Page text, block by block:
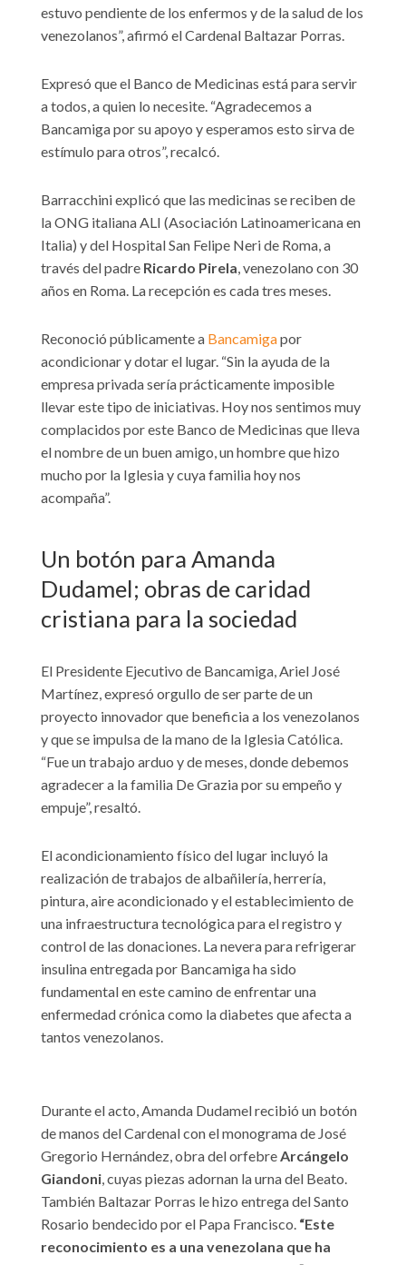
estuvo pendiente de los enfermos y de la salud de los
venezolanos”, afirmó el Cardenal Baltazar Porras.
Expresó que el Banco de Medicinas está para servir
a todos, a quien lo necesite. “Agradecemos a
Bancamiga por su apoyo y esperamos esto sirva de
estímulo para otros”, recalcó.
Barracchini explicó que las medicinas se reciben de
la ONG italiana ALI (Asociación Latinoamericana en
Italia) y del Hospital San Felipe Neri de Roma, a
través del padre Ricardo Pirela, venezolano con 30
años en Roma. La recepción es cada tres meses.
Reconoció públicamente a Bancamigapor
acondicionar y dotar el lugar. “Sin la ayuda de la
empresa privada sería prácticamente imposible
llevar este tipo de iniciativas. Hoy nos sentimos muy
complacidos por este Banco de Medicinas que lleva
el nombre de un buen amigo, un hombre que hizo
mucho por la Iglesia y cuya familia hoy nos
acompaña”.
Un botón para Amanda
Dudamel; obras de caridad
cristiana para la sociedad
El Presidente Ejecutivo de Bancamiga, Ariel José
Martínez, expresó orgullo de ser parte de un
proyecto innovador que beneficia a los venezolanos
y que se impulsa de la mano de la Iglesia Católica.
“Fue un trabajo arduo y de meses, donde debemos
agradecer a la familia De Grazia por su empeño y
empuje”, resaltó.
El acondicionamiento físico del lugar incluyó la
realización de trabajos de albañilería, herrería,
pintura, aire acondicionado y el establecimiento de
una infraestructura tecnológica para el registro y
control de las donaciones. La nevera para refrigerar
insulina entregada por Bancamiga ha sido
fundamental en este camino de enfrentar una
enfermedad crónica como la diabetes que afecta a
tantos venezolanos.
Durante el acto, Amanda Dudamel recibió un botón
de manos del Cardenal con el monograma de José
Gregorio Hernández, obra del orfebreArcángelo
Giandoni, cuyas piezas adornan la urna del Beato.
También Baltazar Porras le hizo entrega del Santo
Rosario bendecido por el Papa Francisco. “Este
reconocimiento es a una venezolana que ha